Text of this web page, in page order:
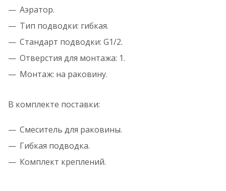
Аэратор.
Тип подводки: гибкая.
Стандарт подводки: G1/2.
Отверстия для монтажа: 1.
Монтаж: на раковину.
В комплекте поставки:
Смеситель для раковины.
Гибкая подводка.
Комплект креплений.